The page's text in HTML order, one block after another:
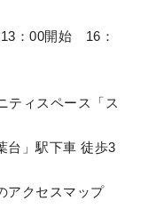
：00開始 16：
ィスペース「ス
駅下車 徒歩3
アクセスマップ